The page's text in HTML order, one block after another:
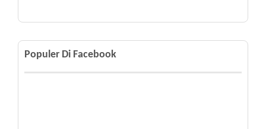
Populer Di Facebook